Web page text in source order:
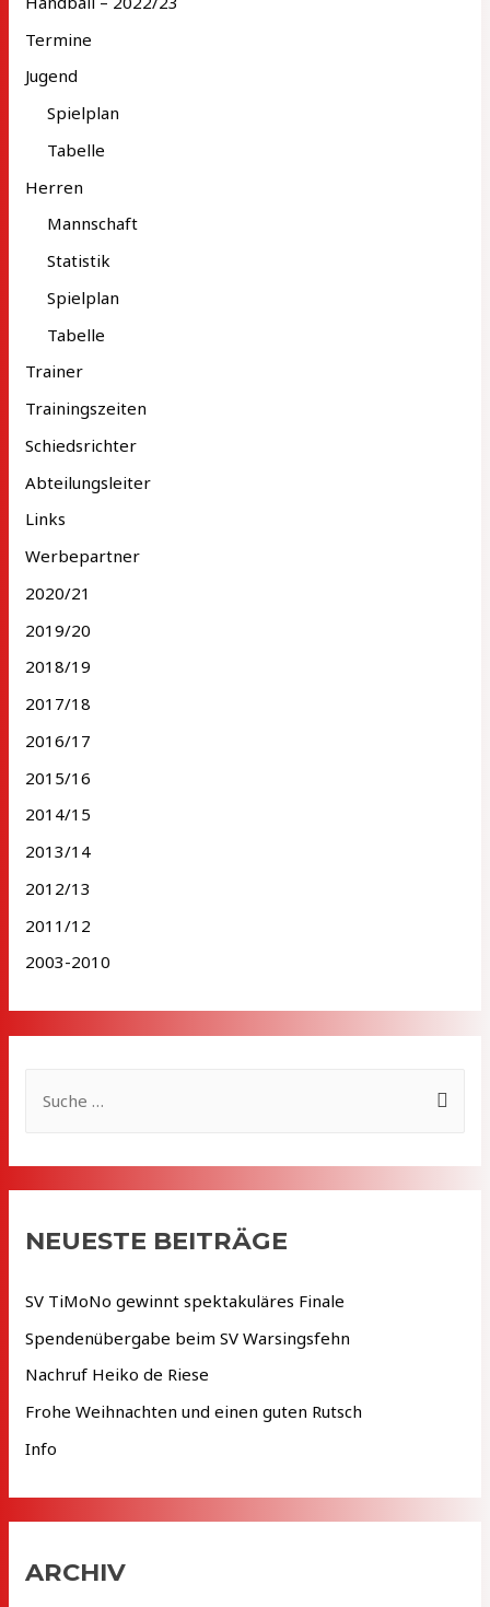
Termine
Jugend
Spielplan
Tabelle
Herren
Mannschaft
Statistik
Spielplan
Tabelle
Trainer
Trainingszeiten
Schiedsrichter
Abteilungsleiter
Links
Werbepartner
2020/21
2019/20
2018/19
2017/18
2016/17
2015/16
2014/15
2013/14
2012/13
2011/12
2003-2010
n
a
c
h
:
NEUESTE BEITRÄGE
SV TiMoNo gewinnt spektakuläres Finale
Spendenübergabe beim SV Warsingsfehn
Nachruf Heiko de Riese
Frohe Weihnachten und einen guten Rutsch
Info
ARCHIV